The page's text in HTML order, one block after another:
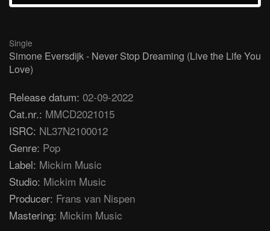
Single
Simone Eversdijk - Never Stop Dreaming (Live the Life You
Love)
Release datum: 02-09-2022
Cat.nr.: MMCD2021015
ISRC: NL37N2100012
Genre: Pop
Label: Mickim Music
Studio: Mickim Music
Producer: Frans van Nispen
Mastering: Mickim Music